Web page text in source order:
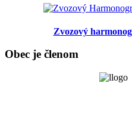
Zvozový
Obec je členom